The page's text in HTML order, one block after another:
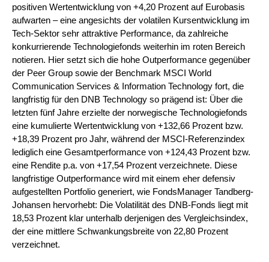
positiven Wertentwicklung von +4,20 Prozent auf Eurobasis
aufwarten – eine angesichts der volatilen Kursentwicklung im
Tech-Sektor sehr attraktive Performance, da zahlreiche
konkurrierende Technologiefonds weiterhin im roten Bereich
notieren. Hier setzt sich die hohe Outperformance gegenüber
der Peer Group sowie der Benchmark MSCI World
Communication Services & Information Technology fort, die
langfristig für den DNB Technology so prägend ist: Über die
letzten fünf Jahre erzielte der norwegische Technologiefonds
eine kumulierte Wertentwicklung von +132,66 Prozent bzw.
+18,39 Prozent pro Jahr, während der MSCI-Referenzindex
lediglich eine Gesamtperformance von +124,43 Prozent bzw.
eine Rendite p.a. von +17,54 Prozent verzeichnete. Diese
langfristige Outperformance wird mit einem eher defensiv
aufgestellten Portfolio generiert, wie FondsManager Tandberg-
Johansen hervorhebt: Die Volatilität des DNB-Fonds liegt mit
18,53 Prozent klar unterhalb derjenigen des Vergleichsindex,
der eine mittlere Schwankungsbreite von 22,80 Prozent
verzeichnet.